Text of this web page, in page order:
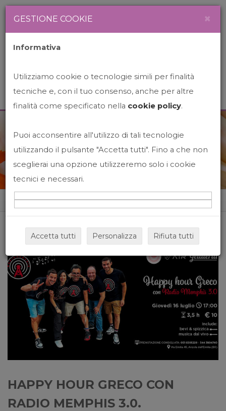
News&Events
Home News&events
HAPPY HOUR GRECO CON
RADIO MEMPHIS 3.0.
GESTIONE COOKIE ×
Informativa
Utilizziamo cookie o tecnologie simili per finalità
tecniche e, con il tuo consenso, anche per altre
finalità come specificato nella cookie policy.
Puoi acconsentire all'utilizzo di tali tecnologie
utilizzando il pulsante "Accetta tutti". Fino a che non
sceglierai una opzione utilizzeremo solo i cookie
tecnici e necessari.
Accetta tutti Personalizza Rifiuta tutti